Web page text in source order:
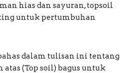
hias dan sayuran, topsoil
untuk pertumbuhan
dalam tulisan ini tentang
(Top soil) bagus untuk